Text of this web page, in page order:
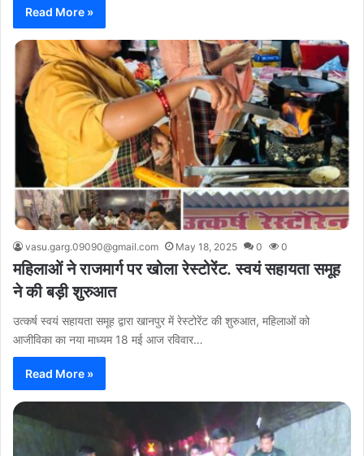
Read More »
vasu.garg.09090@gmail.com May 18, 2025 0 0
महिलाओं ने राजमार्ग पर खोला रेस्टोरेंट. स्वयं सहायता समूह
ने की बड़ी शुरुआत
उत्कर्ष स्वयं सहायता समूह द्वारा खानपुर में रेस्टोरेंट की शुरुआत, महिलाओं को
आजीविका का नया माध्यम 18 मई आज रविवार…
Read More »